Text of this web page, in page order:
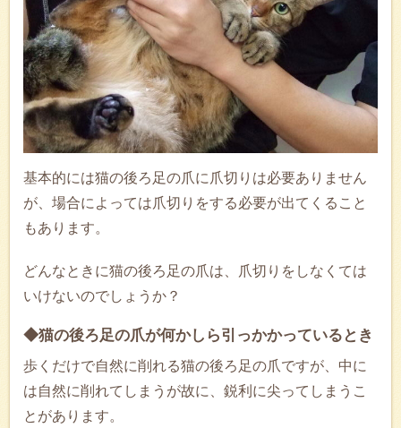
基本的には猫の後ろ足の爪に爪切りは必要ありません
が、場合によっては爪切りをする必要が出てくること
もあります。
どんなときに猫の後ろ足の爪は、爪切りをしなくては
いけないのでしょうか？
◆猫の後ろ足の爪が何かしら引っかかっているとき
歩くだけで自然に削れる猫の後ろ足の爪ですが、中に
は自然に削れてしまうが故に、鋭利に尖ってしまうこ
とがあります。